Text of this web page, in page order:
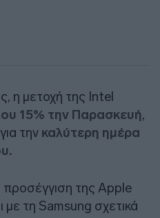
η μετοχή της Intel
15% την Παρασκευή,
την καλύτερη ημέρα
προσέγγιση της Apple
τη Samsung σχετικά